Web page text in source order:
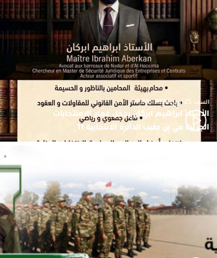
السبت 25 أبريل 2026 - 7:30
الأستاذ ابراهيم ابركان يدخل غمار الامنتخابات
الجزئية في بن طيب الدائرة الانتخابية 11